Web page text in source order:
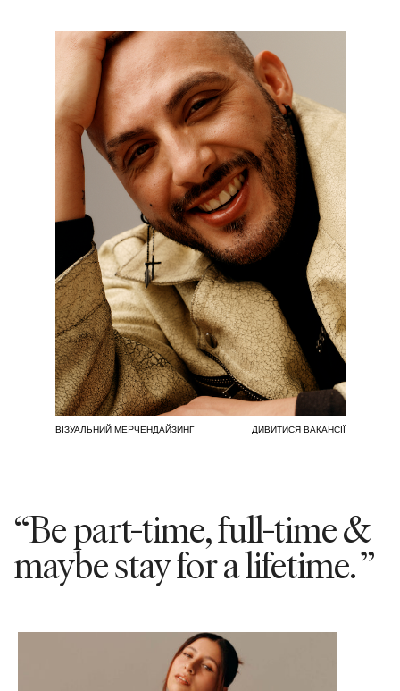
ВІЗУАЛЬНИЙ МЕРЧЕНДАЙЗИНГ ДИВИТИСЯ ВАКАНСІЇ
“Be part-time, full-time &
maybe stay for a lifetime. ”